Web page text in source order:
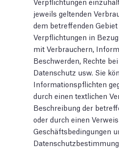
jeweils geltenden
dem betreffenden
Verpflichtungen in
mit Verbrauchern,
Beschwerden, Rechte
Datenschutz usw. Sie
Informationspflichten
durch einen textlichen
Beschreibung der
oder durch einen
Geschäftsbedingungen